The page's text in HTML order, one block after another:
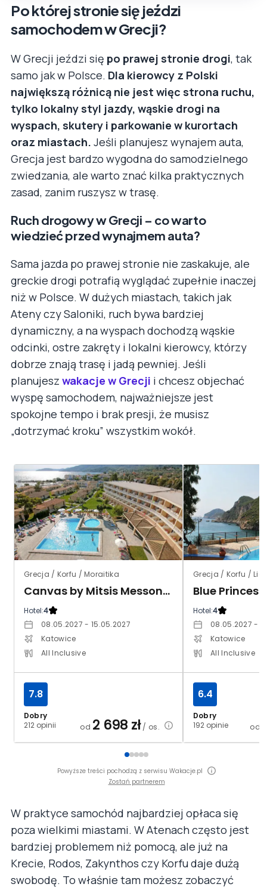
Po której stronie się jeździ
samochodem w Grecji?
W Grecji jeździ się po prawej stronie drogi, tak
samo jak w Polsce. Dla kierowcy z Polski
największą różnicą nie jest więc strona ruchu,
tylko lokalny styl jazdy, wąskie drogi na
wyspach, skutery i parkowanie w kurortach
oraz miastach. Jeśli planujesz wynajem auta,
Grecja jest bardzo wygodna do samodzielnego
zwiedzania, ale warto znać kilka praktycznych
zasad, zanim ruszysz w trasę.
Ruch drogowy w Grecji – co warto
wiedzieć przed wynajmem auta?
Sama jazda po prawej stronie nie zaskakuje, ale
greckie drogi potrafią wyglądać zupełnie inaczej
niż w Polsce. W dużych miastach, takich jak
Ateny czy Saloniki, ruch bywa bardziej
dynamiczny, a na wyspach dochodzą wąskie
odcinki, ostre zakręty i lokalni kierowcy, którzy
dobrze znają trasę i jadą pewniej. Jeśli
planujesz wakacje w Grecji i chcesz objechać
wyspę samochodem, najważniejsze jest
spokojne tempo i brak presji, że musisz
„dotrzymać kroku” wszystkim wokół.
Grecja / Korfu / Moraitika
Canvas by Mitsis Messonghi
Hotel:4
08.05.2027 - 15.05.2027
Katowice
All Inclusive
Dobry
212 opinii
7.8
od 2 698 zł/ os.
Grecja / Korfu /
Hotel:4
08.05.2027 -
Katowice
All Inclusive
Dobry
192 opinie
6.4
od
Powyższe treści pochodzą z serwisu Wakacje.pl
Zostań partnerem
W praktyce samochód najbardziej opłaca się
poza wielkimi miastami. W Atenach często jest
bardziej problemem niż pomocą, ale już na
Krecie, Rodos, Zakynthos czy Korfu daje dużą
swobodę. To właśnie tam możesz zobaczyć